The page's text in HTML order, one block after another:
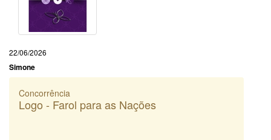
22/06/2026
Simone
Concorrência
Logo - Farol para as Nações